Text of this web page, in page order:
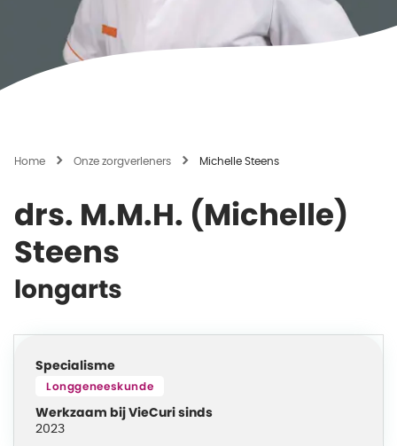
Home Onze zorgverleners Michelle Steens
drs. M.M.H. (Michelle)
Steens
longarts
Specialisme
Longgeneeskunde
Werkzaam bij VieCuri sinds
2023